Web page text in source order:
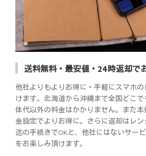
送料無料・最安値・24時返却で
他社よりもよりお得に・手軽にスマホ
けます。北海道から沖縄まで全国どこ
体代以外の料金はかかりません。また
金設定でよりお得に。さらに返却はレ
迄の手続きでOKと、他社にはないサー
をお楽しみ頂けます。